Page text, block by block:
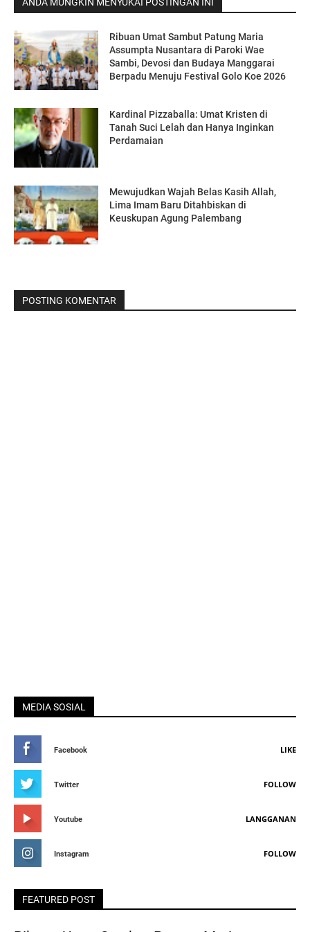
Ribuan Umat Sambut Patung Maria
Assumpta Nusantara di Paroki Wae
Sambi, Devosi dan Budaya Manggarai
Berpadu Menuju Festival Golo Koe 2026
Kardinal Pizzaballa: Umat Kristen di
Tanah Suci Lelah dan Hanya Inginkan
Perdamaian
Mewujudkan Wajah Belas Kasih Allah,
Lima Imam Baru Ditahbiskan di
Keuskupan Agung Palembang
POSTING KOMENTAR
MEDIA SOSIAL
Facebook LIKE
Twitter FOLLOW
Youtube LANGGANAN
Instagram FOLLOW
FEATURED POST